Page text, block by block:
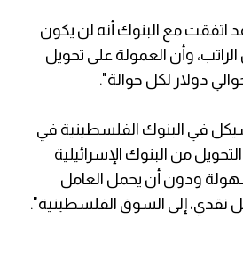
اتفقت مع البنوك أنه لن يكون
وأن العمولة على تحويل
دولار لكل حوالة".
في البنوك الفلسطينية في
من البنوك الإسرائيلية
ودون أن يحمل العامل
نقدي، إلى السوق الفلسطينية".